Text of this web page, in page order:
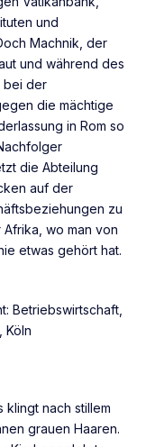
und
Machnik, der
und während des
bei der
die mächtige
in Rom so
die Abteilung
auf der
zu
wo man von
etwas gehört hat.
Betriebswirtschaft,
Köln
klingt nach stillem
grauen Haaren.